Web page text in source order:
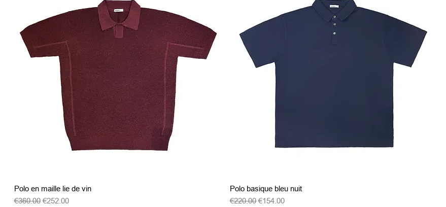
Polo en maille lie de vin
通常価格
€360.00 セール価格
€252.00
Polo basique bleu nuit
通常価格
€220.00 セール価格
€154.00